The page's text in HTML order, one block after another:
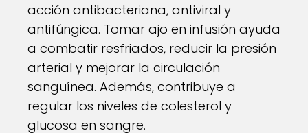
acción antibacteriana, antiviral y
antifúngica. Tomar ajo en infusión ayuda
a combatir resfriados, reducir la presión
arterial y mejorar la circulación
sanguínea. Además, contribuye a
regular los niveles de colesterol y
glucosa en sangre.